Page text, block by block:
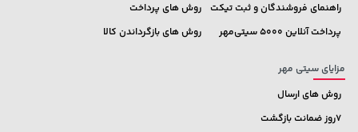
راهنمای فروشندگان و ثبت تیکت
پرداخت آنلاین 5000 سیتی‌مهر
روش های پرداخت
روش های بازگرداندن کالا
مزایای سیتی مهر
روش های ارسال
7روز ضمانت بازگشت